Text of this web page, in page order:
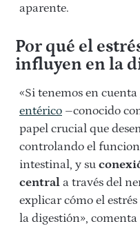
aparente.
Por qué el
influyen en la
«Si tenemos en cuenta
entérico –conocido
papel crucial que
controlando el
intestinal, y su
central a través del
explicar cómo el
la digestión», comenta